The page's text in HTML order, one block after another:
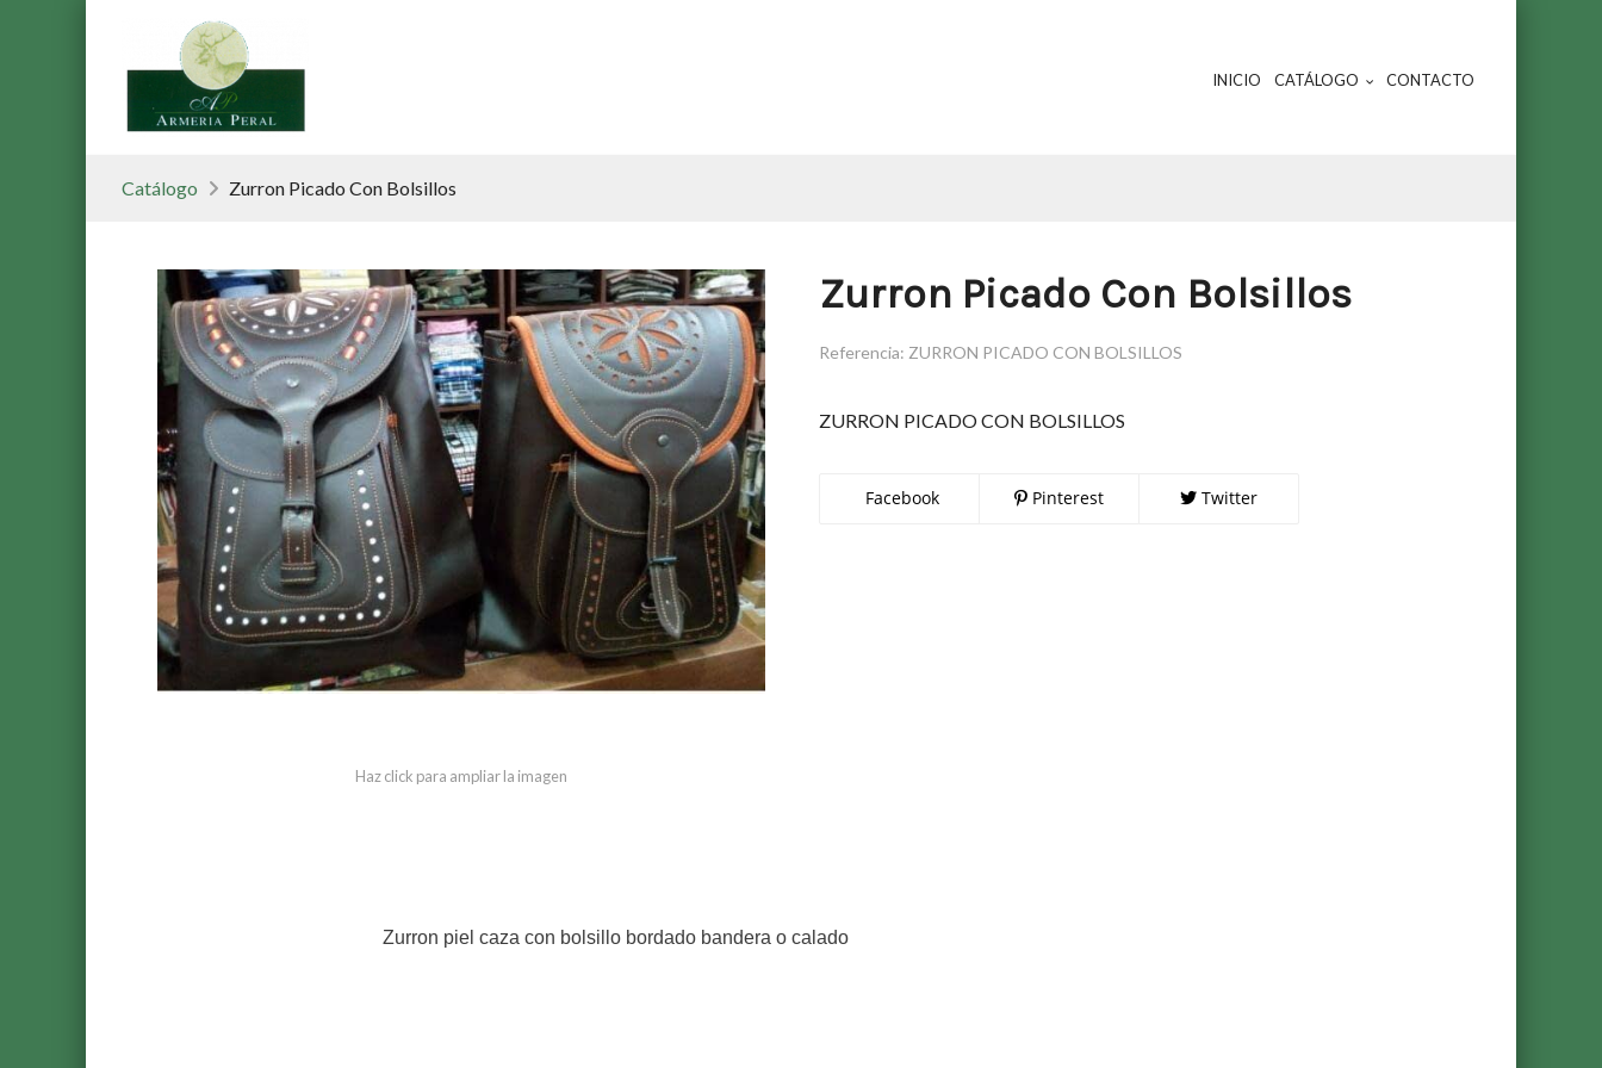
INICIO CATÁLOGO CONTACTO
Catálogo Zurron Picado Con Bolsillos
Haz click para ampliar la imagen
Zurron Picado Con Bolsillos
Referencia: ZURRON PICADO CON BOLSILLOS
ZURRON PICADO CON BOLSILLOS
Facebook Pinterest Twitter
Zurron piel caza con bolsillo bordado bandera o calado